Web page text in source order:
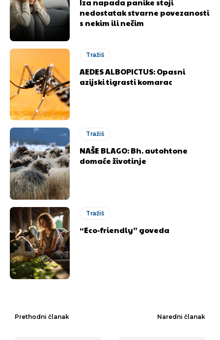
nedostatak stvarne povezanosti
s nekim ili nečim
Tražiš
AEDES ALBOPICTUS: Opasni
azijski tigrasti komarac
Tražiš
NAŠE BLAGO: Bh. autohtone
domaće životinje
Tražiš
“Eco-friendly” goveda
Prethodni članak Naredni članak